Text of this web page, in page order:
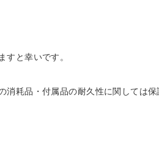
すと幸いです。
耗品・付属品の耐久性に関しては保